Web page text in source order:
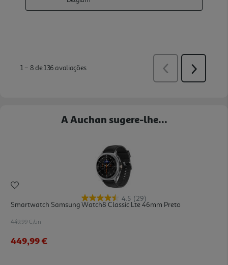
A Auchan sugere-lhe...
4.5 (29)
Smartwatch Samsung Watch8 Classic Lte 46mm Preto
449.99 €/un
449,99 €